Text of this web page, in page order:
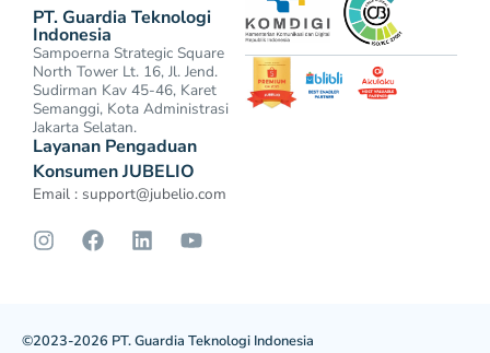
PT. Guardia Teknologi
Indonesia
Sampoerna Strategic Square
North Tower Lt. 16, Jl. Jend.
Sudirman Kav 45-46, Karet
Semanggi, Kota Administrasi
Jakarta Selatan.
Layanan Pengaduan
Konsumen JUBELIO
Email : support@jubelio.com
©2023-2026 PT. Guardia Teknologi Indonesia